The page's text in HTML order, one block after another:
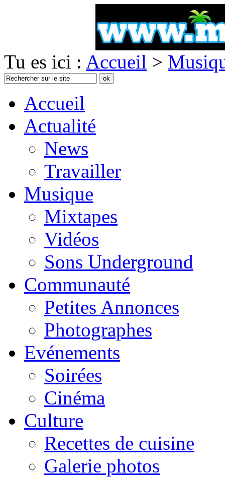
Tu es ici : Accueil >
Accueil
Actualité
News
Travailler
Musique
Mixtapes
Vidéos
Sons Underground
Communauté
Petites Annonces
Photographes
Evénements
Soirées
Cinéma
Culture
Recettes de cuisine
Galerie photos